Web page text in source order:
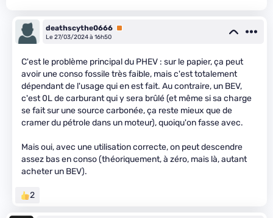
deathscythe0666 Premium
Le 27/03/2024 à 16h50
C'est le problème principal du PHEV : sur le papier, ça peut
avoir une conso fossile très faible, mais c'est totalement
dépendant de l'usage qui en est fait. Au contraire, un BEV,
c'est 0L de carburant qui y sera brûlé (et même si sa charge
se fait sur une source carbonée, ça reste mieux que de
cramer du pétrole dans un moteur), quoiqu'on fasse avec.
Mais oui, avec une utilisation correcte, on peut descendre
assez bas en conso (théoriquement, à zéro, mais là, autant
acheter un BEV).
2